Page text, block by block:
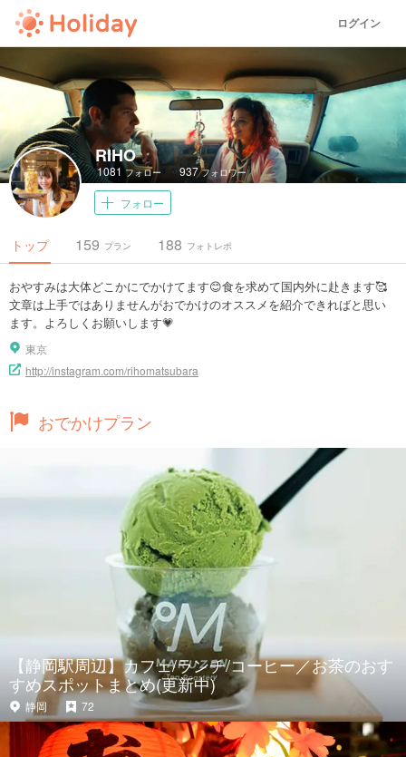
ログイン
RIHO
1081フォロー 937フォロワー
フォロー
トップ プラン
159 フォトレポ
188
おやすみは大体どこかにでかけてます😊食を求めて国内外に赴きます🥰
文章は上手ではありませんがおでかけのオススメを紹介できればと思い
ます。よろしくお願いします💗
東京
http://instagram.com/rihomatsubara
おでかけプラン
【静岡駅周辺】カフェ/ランチ/コーヒー／お茶のおす
すめスポットまとめ(更新中)
静岡 72